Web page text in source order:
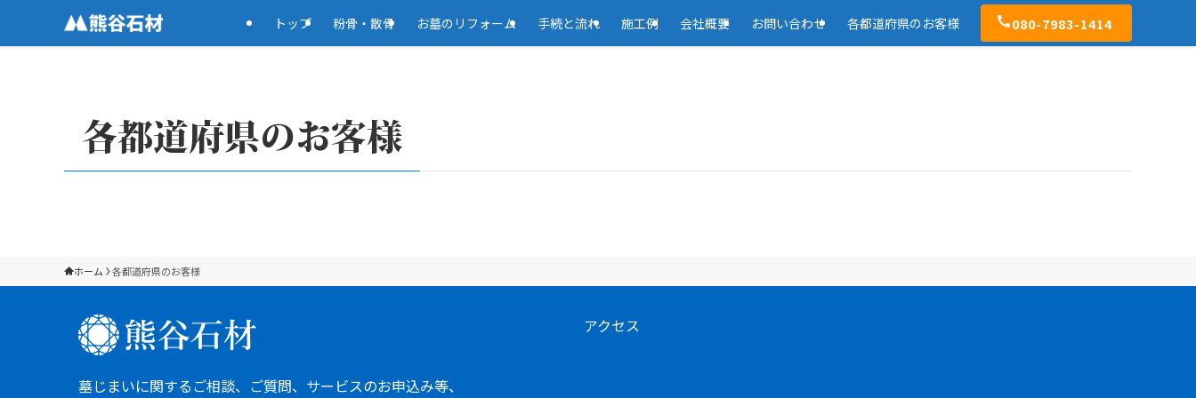
トップ 粉骨・散骨 お墓のリフォーム 手続と流れ 施工例 会社概要 お問い合わせ 各都道府県のお客様 080-7983-1414
各都道府県のお客様
ホーム 各都道府県のお客様
墓じまいに関するご相談、ご質問、サービスのお申込み等、
アクセス